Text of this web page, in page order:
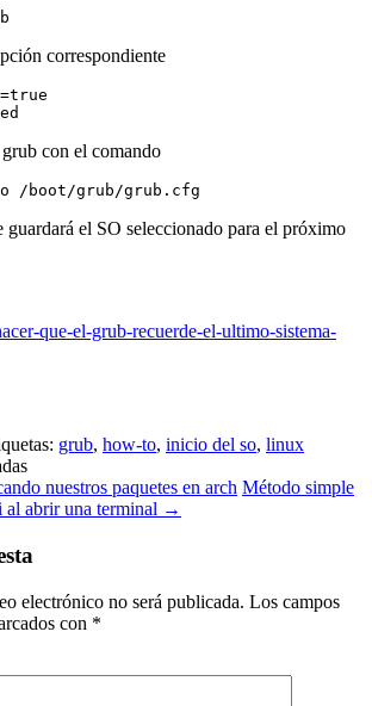
correspondiente
con el comando
/boot/grub/grub.cfg
guardará el SO seleccionado para el próximo
que-el-grub-recuerde-el-ultimo-sistema-
grub, how-to, inicio del so, linux
nuestros paquetes en arch Método simple
al abrir una terminal →
electrónico no será publicada. Los campos
con *